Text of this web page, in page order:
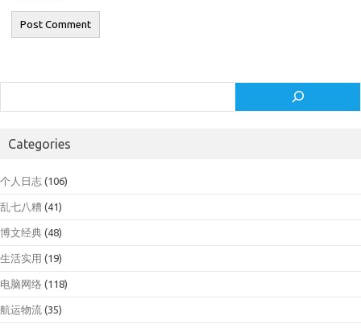
Categories
个人日志 (106)
乱七八糟 (41)
博文经典 (48)
生活实用 (19)
电脑网络 (118)
航运物流 (35)